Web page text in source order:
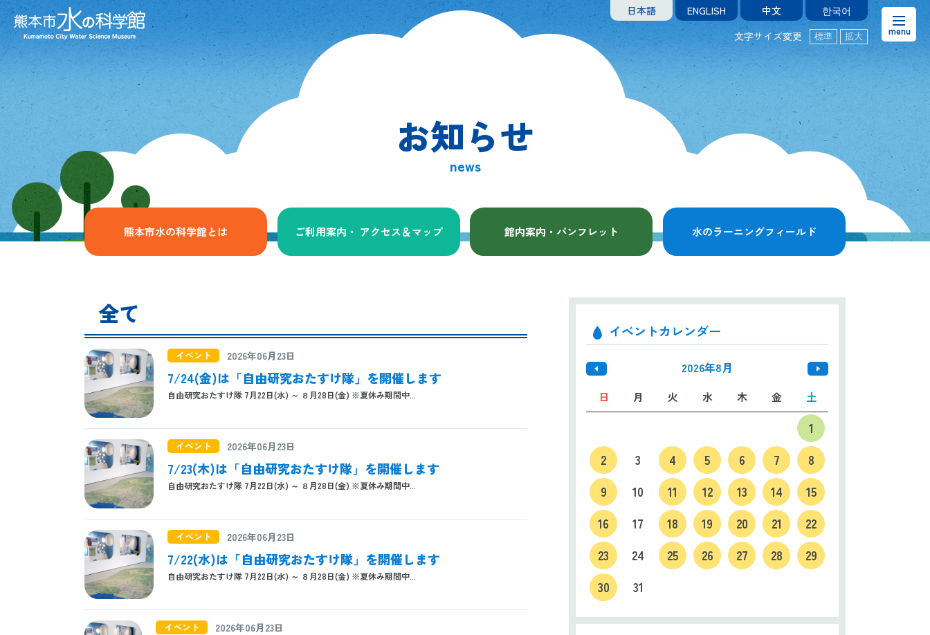
日本語 ENGLISH 中文
한국어
文字サイズ変更
標準 拡大
お知らせ
熊本市水の科学館とは
ご利用案内・アクセス＆マップ
水のラーニングフィールド
日本語
お知らせ
news
熊本市水の科学館とは ご利用案内・ アクセス＆マップ 館内案内・パンフレット 水のラーニングフィールド
全て
イベント 2026年06月23日
7/24(金)は「自由研究おたすけ隊」を開催します
自由研究おたすけ隊 7月22日(水) ～ ８月28日(金) ※夏休み期間中...
イベント 2026年06月23日
7/23(木)は「自由研究おたすけ隊」を開催します
自由研究おたすけ隊 7月22日(水) ～ ８月28日(金) ※夏休み期間中...
イベント 2026年06月23日
7/22(水)は「自由研究おたすけ隊」を開催します
自由研究おたすけ隊 7月22日(水) ～ ８月28日(金) ※夏休み期間中...
イベント 2026年06月23日
イベントカレンダー
2026年8月
日 月 火 水 木 金 土
1
2
3 4 5 6 7
8
9
10 11 12 13 14
15
16
17 18 19 20 21
22
23
24 25 26 27 28
29
30
31